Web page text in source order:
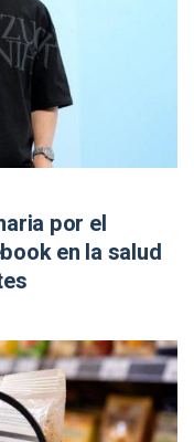
por el
en la salud